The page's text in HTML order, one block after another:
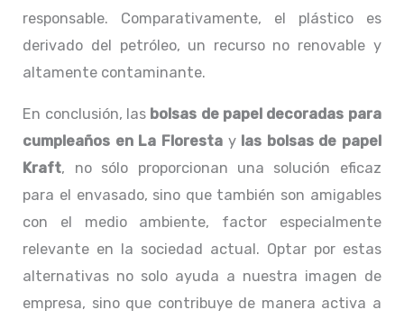
responsable. Comparativamente, el plástico es
derivado del petróleo, un recurso no renovable y
altamente contaminante.
En conclusión, las bolsas de papel decoradas para
cumpleaños en La Florestay las bolsas de papel
Kraft, no sólo proporcionan una solución eficaz
para el envasado, sino que también son amigables
con el medio ambiente, factor especialmente
relevante en la sociedad actual. Optar por estas
alternativas no solo ayuda a nuestra imagen de
empresa, sino que contribuye de manera activa a